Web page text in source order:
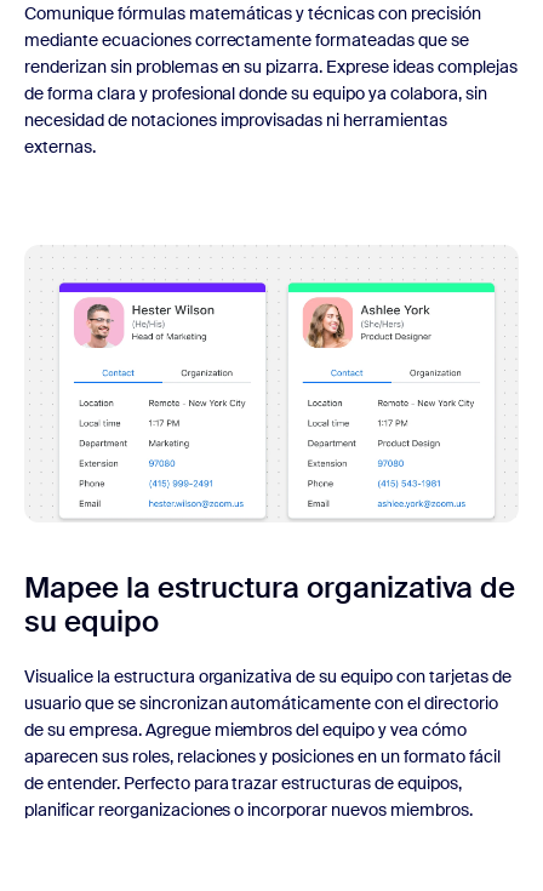
Comunique fórmulas matemáticas y técnicas con precisión
mediante ecuaciones correctamente formateadas que se
renderizan sin problemas en su pizarra. Exprese ideas complejas
de forma clara y profesional donde su equipo ya colabora, sin
necesidad de notaciones improvisadas ni herramientas
externas.
Mapee la estructura organizativa de
su equipo
Visualice la estructura organizativa de su equipo con tarjetas de
usuario que se sincronizan automáticamente con el directorio
de su empresa. Agregue miembros del equipo y vea cómo
aparecen sus roles, relaciones y posiciones en un formato fácil
de entender. Perfecto para trazar estructuras de equipos,
planificar reorganizaciones o incorporar nuevos miembros.